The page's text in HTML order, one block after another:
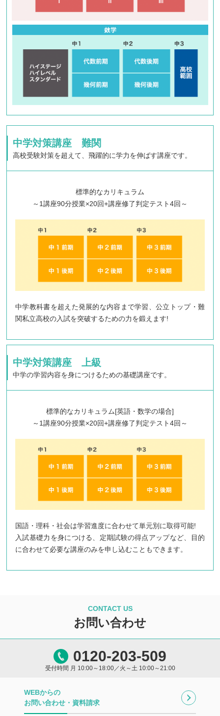
中学対策講座 難関
高校受験対策を超えて、飛躍的に学力を伸ばす講座です。
標準的なカリキュラム
～1講座90分授業×20回+講座修了判定テスト4回～
中学教科書を超えた発展的な内容まで学習、公立トップ・難
関私立高校の入試を突破するための力を鍛えます!
中学対策講座 上級
中学の学習内容を身につけるための基礎講座です。
標準的なカリキュラム[英語・数学の場合]
～1講座90分授業×20回+講座修了判定テスト4回～
国語・理科・社会は学習進度に合わせて単元別に取得可能!
入試基礎力を身につける、定期試験の得点アップなど、目的
に合わせて必要な講座のみを申し込むこともできます。
CONTACT US
お問い合わせ
0120-203-509
受付時間 月 10:00～18:00／火～土 10:00～21:00
WEBからの
お問い合わせ・資料請求